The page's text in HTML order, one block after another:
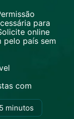
para
online
pelo país sem
com
5 minutos